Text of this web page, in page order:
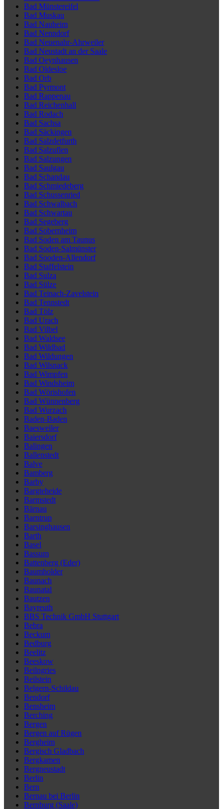
Bad Münstereifel
Bad Muskau
Bad Nauheim
Bad Nenndorf
Bad Neuenahr-Ahrweiler
Bad Neustadt an der Saale
Bad Oeynhausen
Bad Oldesloe
Bad Orb
Bad Pyrmont
Bad Rappenau
Bad Reichenhall
Bad Rodach
Bad Sachsa
Bad Säckingen
Bad Salzdetfurth
Bad Salzuflen
Bad Salzungen
Bad Saulgau
Bad Schandau
Bad Schmiedeberg
Bad Schussenried
Bad Schwalbach
Bad Schwartau
Bad Segeberg
Bad Sobernheim
Bad Soden am Taunus
Bad Soden-Salmünster
Bad Sooden-Allendorf
Bad Staffelstein
Bad Sulza
Bad Sülze
Bad Teinach-Zavelstein
Bad Tennstedt
Bad Tölz
Bad Urach
Bad Vilbel
Bad Waldsee
Bad Wildbad
Bad Wildungen
Bad Wilsnack
Bad Wimpfen
Bad Windsheim
Bad Wörishofen
Bad Wünnenberg
Bad Wurzach
Baden-Baden
Baesweiler
Baiersdorf
Balingen
Ballenstedt
Balve
Bamberg
Barby
Bargteheide
Barmstedt
Bärnau
Barntrup
Barsinghausen
Barth
Basel
Bassum
Battenberg (Eder)
Baumholder
Baunach
Baunatal
Bautzen
Bayreuth
BBS Technik GmbH Stuttgart
Bebra
Beckum
Bedburg
Beelitz
Beeskow
Beilngries
Beilstein
Belgern-Schildau
Bendorf
Bensheim
Berching
Bergen
Bergen auf Rügen
Bergheim
Bergisch Gladbach
Bergkamen
Bergneustadt
Berlin
Bern
Bernau bei Berlin
Bernburg (Saale)